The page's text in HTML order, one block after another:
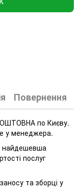
Повернення
по Києву.
у менеджера.
найдешевша
послуг
та зборці у